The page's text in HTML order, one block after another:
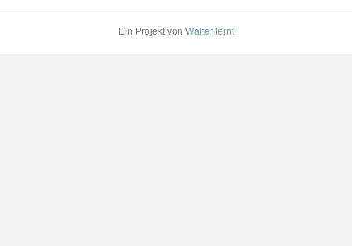
Ein Projekt von Walter lernt